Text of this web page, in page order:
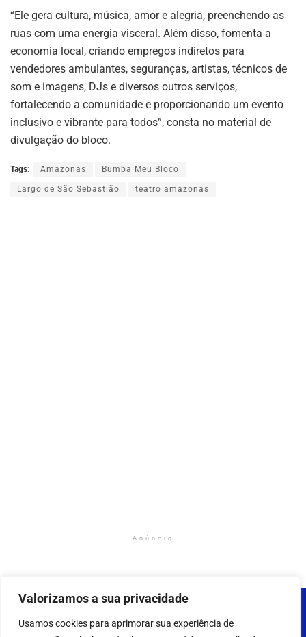
Valorizamos a sua privacidade
Usamos cookies para aprimorar sua experiência de
“Ele gera cultura, música, amor e alegria, preenchendo as
ruas com uma energia visceral. Além disso, fomenta a
economia local, criando empregos indiretos para
vendedores ambulantes, seguranças, artistas, técnicos de
som e imagens, DJs e diversos outros serviços,
fortalecendo a comunidade e proporcionando um evento
inclusivo e vibrante para todos”, consta no material de
divulgação do bloco.
Tags: Amazonas Bumba Meu Bloco
Largo de São Sebastião teatro amazonas
Anúncio